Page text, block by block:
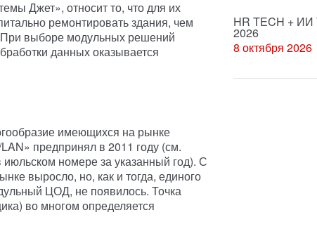
Джет», относит то, что для их
ремонтировать здания, чем
выборе модульных решений
данных оказывается
имеющихся на рынке
предпринял в 2011 году (см.
июльском номере за указанный год). С
выросло, но, как и тогда, единого
ЦОД, не появилось. Точка
во многом определяется
HR TECH +
2026
8 октября 2026